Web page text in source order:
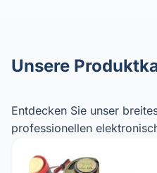
Unsere
Entdecken Sie unser
professionellen